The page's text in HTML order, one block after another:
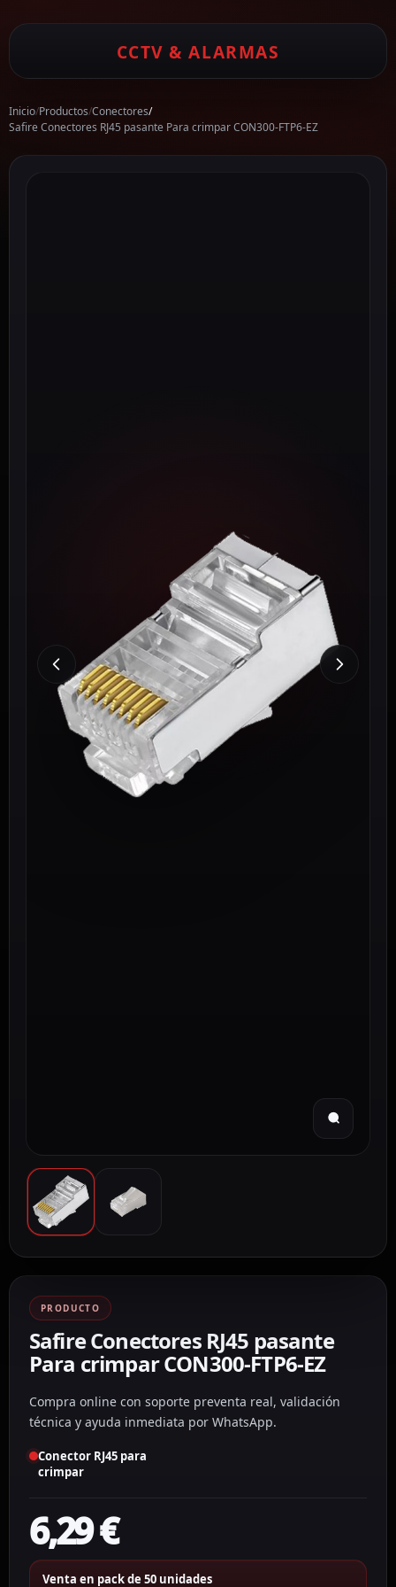
CCTV & ALARMAS
Inicio/Productos/Conectores/
Safire Conectores RJ45 pasante Para crimpar CON300-FTP6-EZ
PRODUCTO
Safire Conectores RJ45 pasante
Para crimpar CON300-FTP6-EZ
Compra online con soporte preventa real, validación
técnica y ayuda inmediata por WhatsApp.
Conector RJ45 para
crimpar
6,29€
Venta en pack de 50 unidades